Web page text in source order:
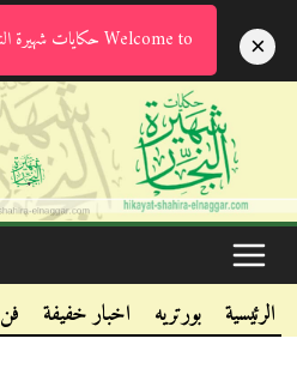
الأحد, أغسطس 9, 2026
.
.
.
الرئيسية بورتريه اخبار خفيفة فن
Welcome to حكايات شهيرة النجار ×